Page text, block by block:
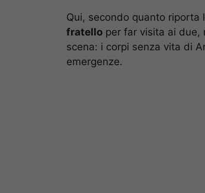
Qui, secondo quanto riporta
fratello per far visita ai due,
scena: i corpi senza vita di
emergenze.